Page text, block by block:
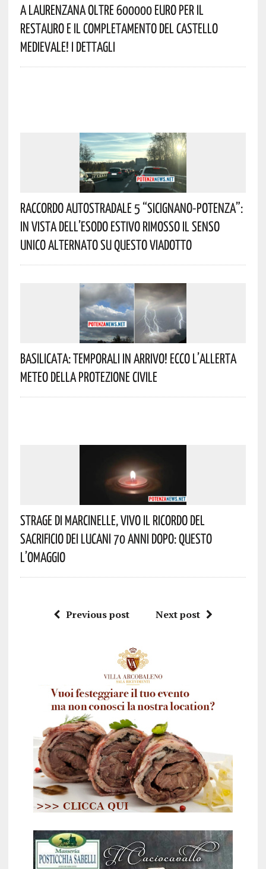
A Laurenzana Oltre 600000 Euro Per Il
Restauro E Il Completamento Del Castello
Medievale! I Dettagli
Raccordo Autostradale 5 “Sicignano-Potenza”:
In Vista Dell’esodo Estivo Rimosso Il Senso
Unico Alternato Su Questo Viadotto
Basilicata: Temporali In Arrivo! Ecco L’allerta
Meteo Della Protezione Civile
Strage Di Marcinelle, Vivo Il Ricordo Del
Sacrificio Dei Lucani 70 Anni Dopo: Questo
L’omaggio
Previous post Next post